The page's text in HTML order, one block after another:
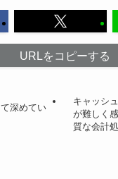
URLをコピーする
深めてい
キャッシ
が難しく
質な会計